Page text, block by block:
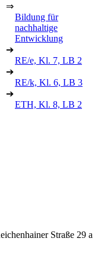
⇒
Bildung für
nachhaltige
Entwicklung
➔
RE/e, Kl. 7, LB 2
➔
RE/k, Kl. 6, LB 3
➔
ETH, Kl. 8, LB 2
Straße 29 a